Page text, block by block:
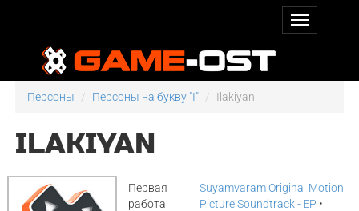
Персоны Персоны на букву "I" Ilakiyan
ILAKIYAN
Первая
работа
Suyamvaram Original Motion
Picture Soundtrack - EP •